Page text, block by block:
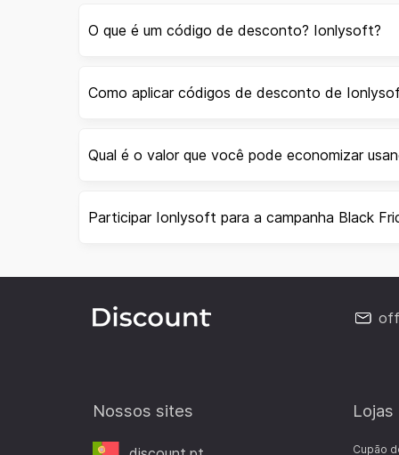
O que é um código de desconto? Ionlysoft?
Como aplicar códigos de desconto de
Qual é o valor que você pode economizar
Participar Ionlysoft para a campanha Black
Nossos sites
Cupão